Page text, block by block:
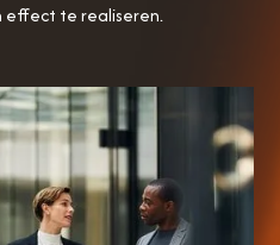
effect te realiseren.